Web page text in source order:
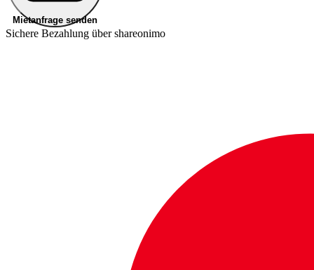
Mietanfrage senden
Sichere Bezahlung über shareonimo